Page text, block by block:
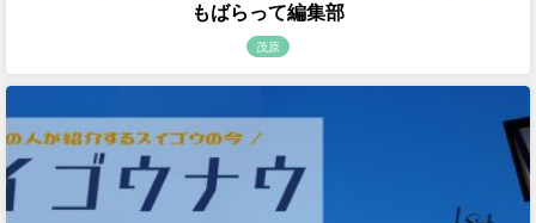
もばらって編集部
茂原